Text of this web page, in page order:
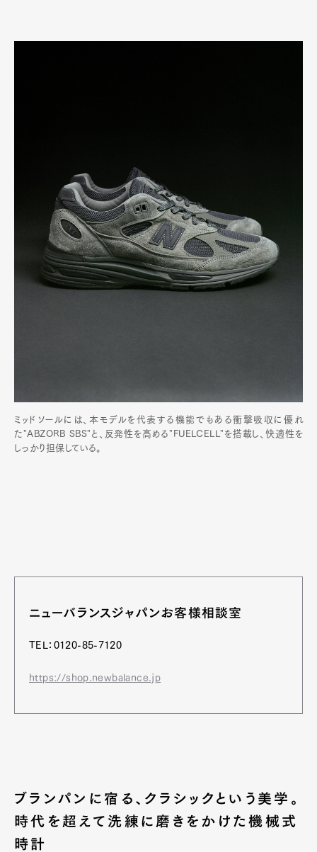
ミッドソールには、本モデルを代表する機能でもある衝撃吸収に優れ
た"ABZORB SBS"と、反発性を高める"FUELCELL"を搭載し、快適性を
しっかり担保している。
ニューバランスジャパンお客様相談室
TEL：0120-85-7120
https://shop.newbalance.jp
ブランパンに宿る、クラシックという美学。
時代を超えて洗練に磨きをかけた機械式
時計